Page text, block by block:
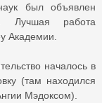
был объявлен
Лучшая работа
Академии.
началось в
(там находился
Мэдоксом).